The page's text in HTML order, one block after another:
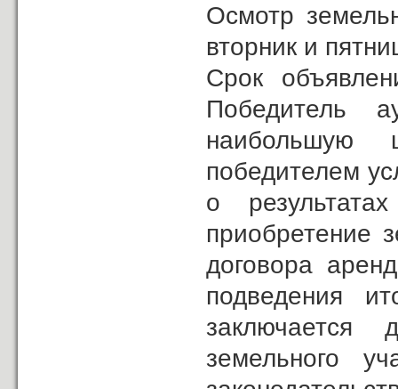
Осмотр
вторник и
Cрок
Победитель
наибольшую
победителем
о
приобретение
договора
подведения
заключается
земельного